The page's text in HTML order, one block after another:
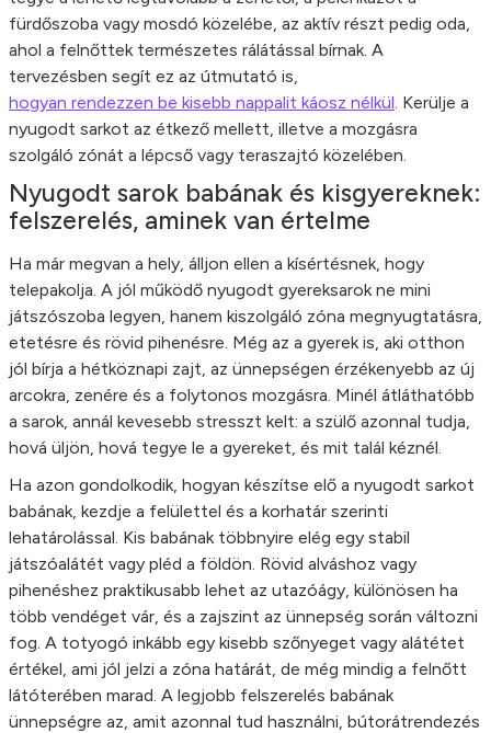
fürdőszoba vagy mosdó közelébe, az aktív részt pedig oda,
ahol a felnőttek természetes rálátással bírnak. A
tervezésben segít ez az útmutató is,
hogyan rendezzen be kisebb nappalit káosz nélkül . Kerülje a
nyugodt sarkot az étkező mellett, illetve a mozgásra
szolgáló zónát a lépcső vagy teraszajtó közelében.
Nyugodt sarok babának és kisgyereknek:
felszerelés, aminek van értelme
Ha már megvan a hely, álljon ellen a kísértésnek, hogy
telepakolja. A jól működő nyugodt gyereksarok ne mini
játszószoba legyen, hanem kiszolgáló zóna megnyugtatásra,
etetésre és rövid pihenésre. Még az a gyerek is, aki otthon
jól bírja a hétköznapi zajt, az ünnepségen érzékenyebb az új
arcokra, zenére és a folytonos mozgásra. Minél átláthatóbb
a sarok, annál kevesebb stresszt kelt: a szülő azonnal tudja,
hová üljön, hová tegye le a gyereket, és mit talál kéznél.
Ha azon gondolkodik, hogyan készítse elő a nyugodt sarkot
babának, kezdje a felülettel és a korhatár szerinti
lehatárolással. Kis babának többnyire elég egy stabil
játszóalátét vagy pléd a földön. Rövid alváshoz vagy
pihenéshez praktikusabb lehet az utazóágy, különösen ha
több vendéget vár, és a zajszint az ünnepség során változni
fog. A totyogó inkább egy kisebb szőnyeget vagy alátétet
értékel, ami jól jelzi a zóna határát, de még mindig a felnőtt
látóterében marad. A legjobb felszerelés babának
ünnepségre az, amit azonnal tud használni, bútorátrendezés